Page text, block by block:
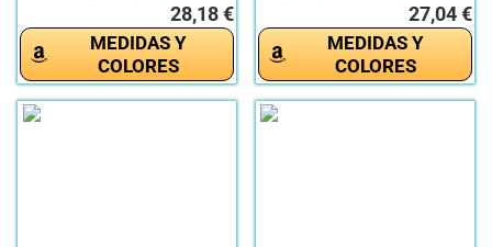
28,18 €
MEDIDAS Y
COLORES
27,04 €
MEDIDAS Y
COLORES